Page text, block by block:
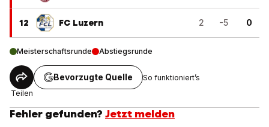
12 FC Luzern 2 -5 0
Meisterschaftsrunde Abstiegsrunde
Teilen
Bevorzugte Quelle So funktioniert’s
Fehler gefunden? Jetzt melden